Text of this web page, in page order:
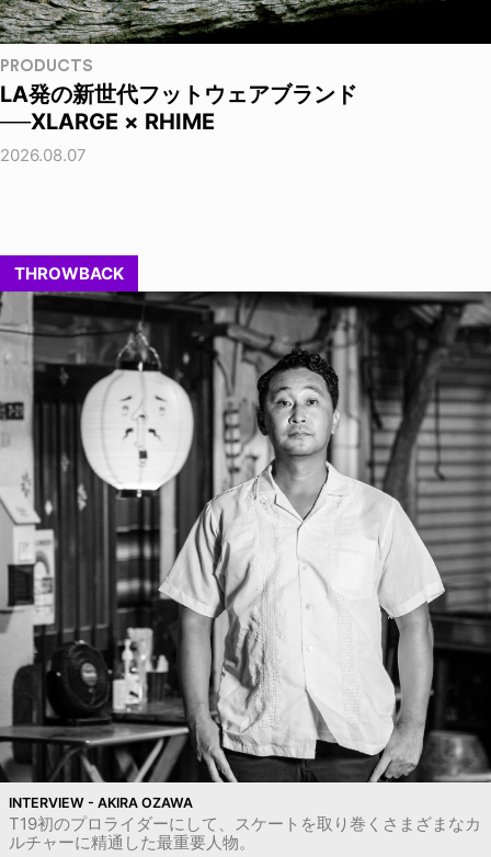
PRODUCTS
LA発の新世代フットウェアブランド
──XLARGE × RHIME
2026.08.07
THROWBACK
INTERVIEW - AKIRA OZAWA
T19初のプロライダーにして、スケートを取り巻くさまざまなカ
ルチャーに精通した最重要人物。